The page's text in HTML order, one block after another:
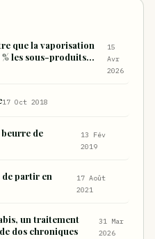
que la vaporisation
les sous-produits
15
Avr
2026
17 Oct 2018
de
13 Fév
2019
partir en
17 Août
2021
un traitement
dos chroniques
31 Mar
2026